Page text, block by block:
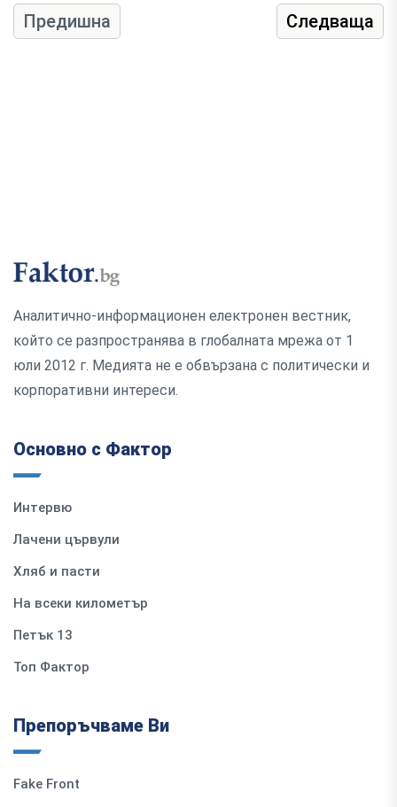
Предишна Следваща
Аналитично-информационен електронен вестник,
който се разпространява в глобалната мрежа от 1
юли 2012 г. Медията не е обвързана с политически и
корпоративни интереси.
Основно с Фактор
Интервю
Лачени цървули
Хляб и пасти
На всеки километър
Петък 13
Топ Фактор
Препоръчваме Ви
Fake Front